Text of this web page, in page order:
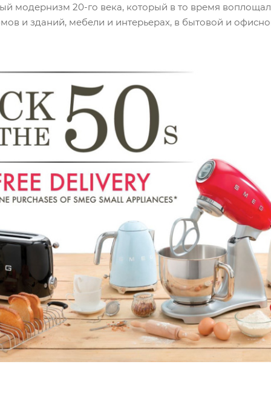
модернизм 20-го века, который в то время
и зданий, мебели и интерьерах, в бытовой и